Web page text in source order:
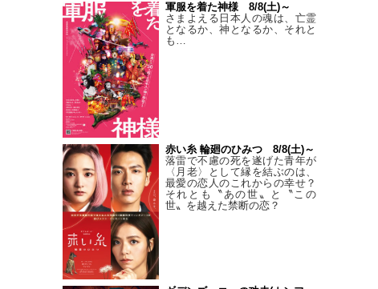
軍服を着た神様 8/8(土)～
さまよえる日本人の魂は、亡霊
となるか、神となるか、それと
も…
赤い糸 輪廻のひみつ 8/8(土)～
落雷で不慮の死を遂げた青年が
〈月老〉として縁を結ぶのは、
最愛の恋人のこれからの幸せ？
それとも〝あの世〟と〝この
世〟を越えた禁断の恋？